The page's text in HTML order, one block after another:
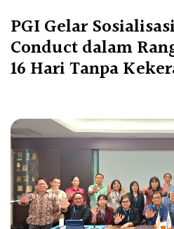
PGI Gelar
Conduct dalam
16 Hari Tanpa